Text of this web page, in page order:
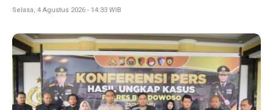
Selasa, 4 Agustus 2026 - 14:33 WIB